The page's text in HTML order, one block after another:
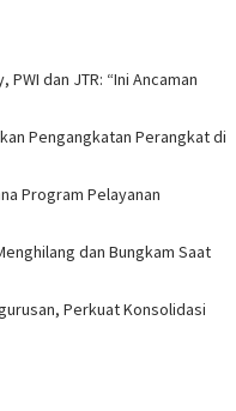
dan JTR: “Ini Ancaman
Pengangkatan Perangkat di
Program Pelayanan
dan Bungkam Saat
Perkuat Konsolidasi